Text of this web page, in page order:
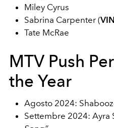
Miley Cyrus
Sabrina Carpenter (
Tate McRae
MTV Push
the Year
Agosto 2024:
Settembre 2024: Ayra